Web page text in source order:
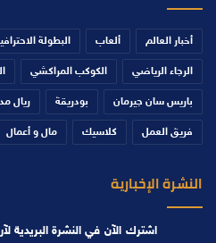
أخبار العالم ألعاب البطولة
الرجاء الرياضي الكوكب المراكشي
باريس سان جيرمان بودريقة ريال
فريق العمل كلاسيك مال و أعمال
النشرة الإخبارية
اشترك الآن في النشرة البريدية